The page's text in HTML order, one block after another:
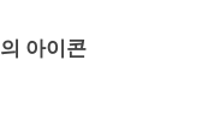
아이콘